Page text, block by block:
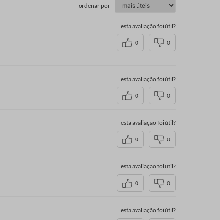
ordenar por
esta avaliação foi útil?
0 0
esta avaliação foi útil?
0 0
esta avaliação foi útil?
0 0
esta avaliação foi útil?
0 0
esta avaliação foi útil?